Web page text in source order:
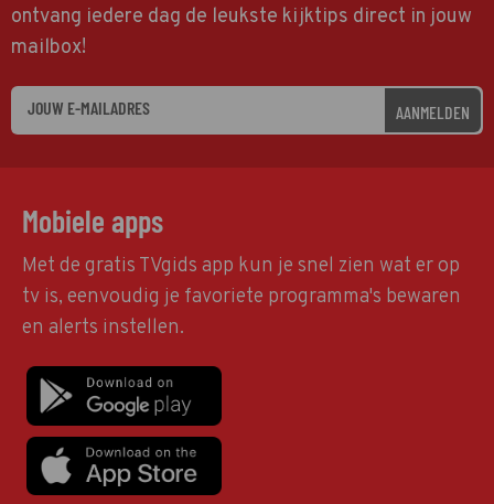
ontvang iedere dag de leukste kijktips direct in jouw
mailbox!
AANMELDEN
Mobiele apps
Met de gratis TVgids app kun je snel zien wat er op
tv is, eenvoudig je favoriete programma's bewaren
en alerts instellen.